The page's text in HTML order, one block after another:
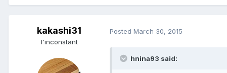
kakashi31
l'inconstant
Posted March 30, 2015
hnina93 said: